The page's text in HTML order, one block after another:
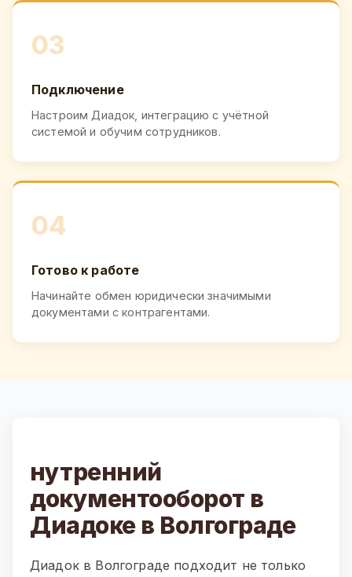
03
Подключение
Настроим Диадок, интеграцию с учётной
системой и обучим сотрудников.
04
Готово к работе
Начинайте обмен юридически значимыми
документами с контрагентами.
нутренний
документооборот в
Диадоке в Волгограде
Диадок в Волгограде подходит не только